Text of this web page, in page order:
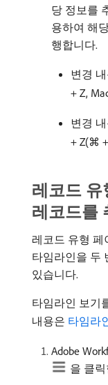
당 정보를
용하여 해
행합니다.
변경
+ Z,
변경
+ Z(⌘
레코드 유
레코드를
레코드 유형 페
타임라인을 두
있습니다.
타임라인 보기
내용은 타임라
Adobe
을 클